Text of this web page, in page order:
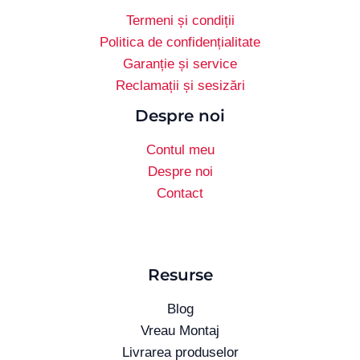
Termeni și condiții
Politica de confidențialitate
Garanție și service
Reclamații și sesizări
Despre noi
Contul meu
Despre noi
Contact
Resurse
Blog
Vreau Montaj
Livrarea produselor